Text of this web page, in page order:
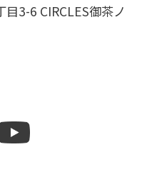
3-6 CIRCLES御茶ノ